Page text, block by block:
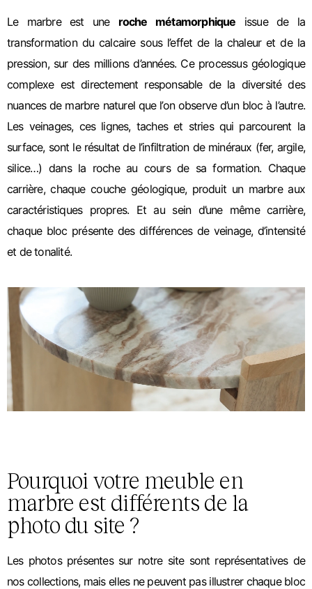
Le marbre est une roche métamorphique issue de la
transformation du calcaire sous l’effet de la chaleur et de la
pression, sur des millions d’années. Ce processus géologique
complexe est directement responsable de la diversité des
nuances de marbre naturel que l’on observe d’un bloc à l’autre.
Les veinages, ces lignes, taches et stries qui parcourent la
surface, sont le résultat de l’infiltration de minéraux (fer, argile,
silice…) dans la roche au cours de sa formation. Chaque
carrière, chaque couche géologique, produit un marbre aux
caractéristiques propres. Et au sein d’une même carrière,
chaque bloc présente des différences de veinage, d’intensité
et de tonalité.
Pourquoi votre meuble en
marbre est différents de la
photo du site ?
Les photos présentes sur notre site sont représentatives de
nos collections, mais elles ne peuvent pas illustrer chaque bloc